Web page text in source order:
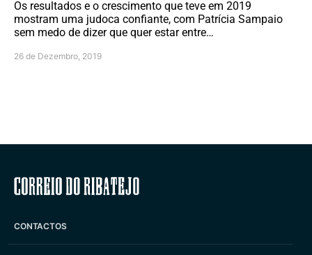
Os resultados e o crescimento que teve em 2019
mostram uma judoca confiante, com Patrícia Sampaio
sem medo de dizer que quer estar entre…
26 de Dezembro, 2019
Correio do Ribatejo
CONTACTOS